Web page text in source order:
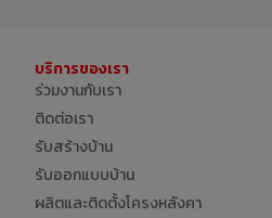
บริการของเรา
ร่วมงานกับเรา
ติดต่อเรา
รับสร้างบ้าน
รับออกแบบบ้าน
ผลิตและติดตั้งโครงหลังคา